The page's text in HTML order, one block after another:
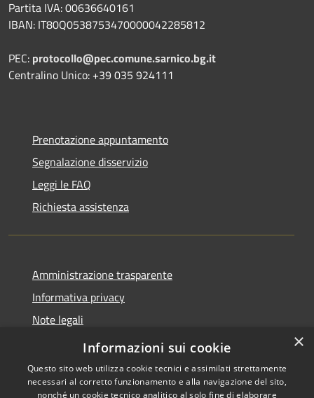
Partita IVA: 00636640161
IBAN: IT80Q0538753470000042285812
PEC: protocollo@pec.comune.sarnico.bg.it
Centralino Unico: +39 035 924111
Prenotazione appuntamento
Segnalazione disservizio
Leggi le FAQ
Richiesta assistenza
Amministrazione trasparente
Informativa privacy
Note legali
Dichiarazione di accessibilità
×
Informazioni sui cookie
Questo sito web utilizza cookie tecnici e assimilati strettamente
necessari al corretto funzionamento e alla navigazione del sito,
nonché un cookie tecnico analitico al solo fine di elaborare